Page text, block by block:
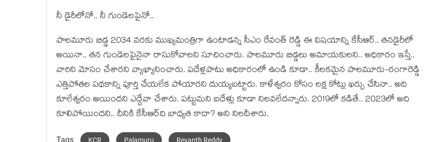
నీ డైరీలోనో.. నీ గుండెల‌పైనో..
పాల‌మూరు బిడ్డ 2034 వ‌ర‌కు ముఖ్య‌మంత్రిగా ఉంటాడ‌న్న సీఎం రేవంత్ రెడ్డి ఈ విష‌యాన్ని కేసీఆర్‌.. త‌న‌డైరీలో
అయినా.. తన గుండెలపైనైనా రాసుకోవాల‌ని సూచించారు. పాల‌మూరు బిడ్డ‌లు అమాయ‌కుల‌ని.. అధికారం ఇస్తే..
వారిని మోసం చేశారని వ్యాఖ్యానించారు. ప‌దేళ్ల‌పాటు అధికారంలో ఉండి కూడా.. కీల‌క‌మైన పాలమూరు-రంగారెడ్డి
ఎత్తిపోతల పథకాన్ని పూర్తి చేయలేక పోయార‌ని దుయ్య‌బ‌ట్టారు. కాళేశ్వరం కోసం లక్ష కోట్లు ఖర్చు చేసినా.. అది
కూలేశ్వ‌రం అయింద‌ని ఎద్దేవా చేశారు. ప‌ట్టుమ‌ని ఐదేళ్లు కూడా నిల‌వ‌లేద‌న్నారు. 2019లో కడితే.. 2023లో అది
కూలిపోయింద‌ని.. దీనికి కేసీఆర్‌ది బాధ్య‌త కాదా? అని నిల‌దీశారు.
Tags KCR Palamuru Revanth Reddy